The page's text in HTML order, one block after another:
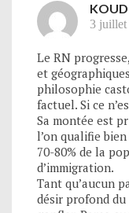
3 juillet
Le RN
et
philosophie
factuel. Si ce
Sa montée est
l’on qualifie
70-80% de la
d’immigration.
Tant qu’aucun
désir profond du